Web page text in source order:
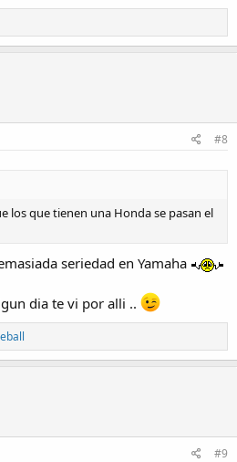
#8
los que tienen una Honda se pasan el
seriedad en Yamaha
dia te vi por alli ..
#9